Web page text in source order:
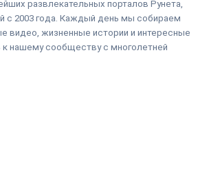
развлекательных порталов Рунета,
с 2003 года. Каждый день мы собираем
видео, жизненные истории и интересные
нашему сообществу с многолетней